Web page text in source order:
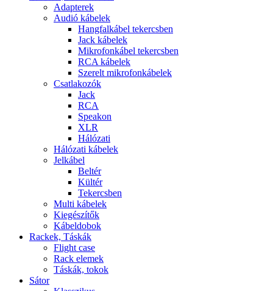
Adapterek
Audió kábelek
Hangfalkábel tekercsben
Jack kábelek
Mikrofonkábel tekercsben
RCA kábelek
Szerelt mikrofonkábelek
Csatlakozók
Jack
RCA
Speakon
XLR
Hálózati
Hálózati kábelek
Jelkábel
Beltér
Kültér
Tekercsben
Multi kábelek
Kiegészítők
Kábeldobok
Rackek, Táskák
Flight case
Rack elemek
Táskák, tokok
Sátor